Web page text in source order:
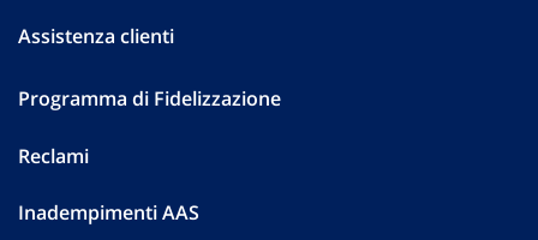
Assistenza clienti
Programma di Fidelizzazione
Reclami
Inadempimenti AAS